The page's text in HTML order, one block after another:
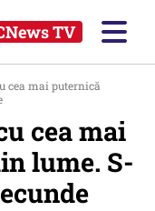
TV
cea mai puternică
cea mai
lume. S-